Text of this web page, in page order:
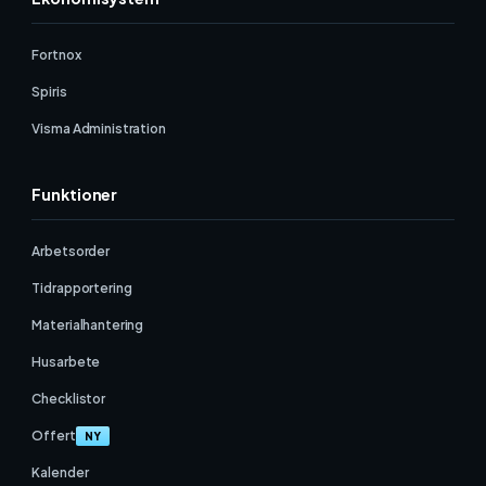
Fortnox
Spiris
Visma Administration
Funktioner
Arbetsorder
Tidrapportering
Materialhantering
Husarbete
Checklistor
Offert NY
Kalender